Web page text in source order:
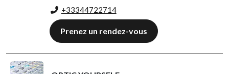
+33344722714
Prenez un rendez-vous